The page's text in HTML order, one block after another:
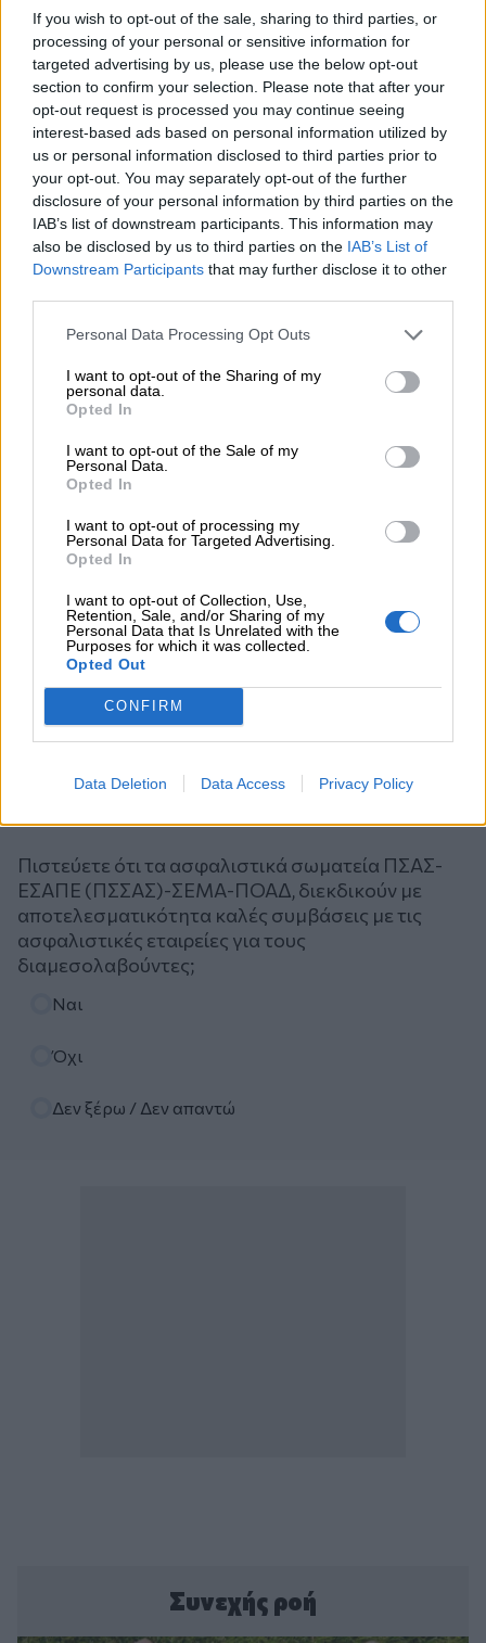
If you wish to opt-out of the sale, sharing to third parties, or
processing of your personal or sensitive information for
targeted advertising by us, please use the below opt-out
section to confirm your selection. Please note that after your
opt-out request is processed you may continue seeing
interest-based ads based on personal information utilized by
us or personal information disclosed to third parties prior to
your opt-out. You may separately opt-out of the further
disclosure of your personal information by third parties on the
IAB’s list of downstream participants. This information may
also be disclosed by us to third parties on the IAB’s List of
Downstream Participants that may further disclose it to other
Personal Data Processing Opt Outs
I want to opt-out of the Sharing of my
personal data.
Opted In
I want to opt-out of the Sale of my
Personal Data.
Opted In
I want to opt-out of processing my
Personal Data for Targeted Advertising.
Opted In
I want to opt-out of Collection, Use,
Retention, Sale, and/or Sharing of my
Personal Data that Is Unrelated with the
Purposes for which it was collected.
Opted Out
CONFIRM
Data Deletion Data Access Privacy Policy
Randy Schekman, Νομπελίστας Ιατρικής: «Σε πέντε χρόνια
μπορεί να έχουμε θεραπεία που αναστέλλει την εξέλιξη του
Πάρκινσον»
05.08.2026 - 12:33
Ε.Ε και παράνομη μετανάστευση: προτάσεις και δράσεις με
παρονομαστή το κοινό συμφέρον
05.08.2026 - 12:11
Αντώνης Βουκλαρής - «ΕΡΡΙΚΟΣ ΝΤΥΝΑΝ»
Η νέα εποχή στην εκπαίδευση των ασφαλιστικών
Πιστεύετε ότι τα ασφαλιστικά σωματεία ΠΣΑΣ-
ΕΣΑΠΕ (ΠΣΣΑΣ)-ΣΕΜΑ-ΠΟΑΔ, διεκδικούν με
αποτελεσματικότητα καλές συμβάσεις με τις
ασφαλιστικές εταιρείες για τους
διαμεσολαβούντες;
Ναι
Όχι
Δεν ξέρω / Δεν απαντώ
Συνεχής ροή